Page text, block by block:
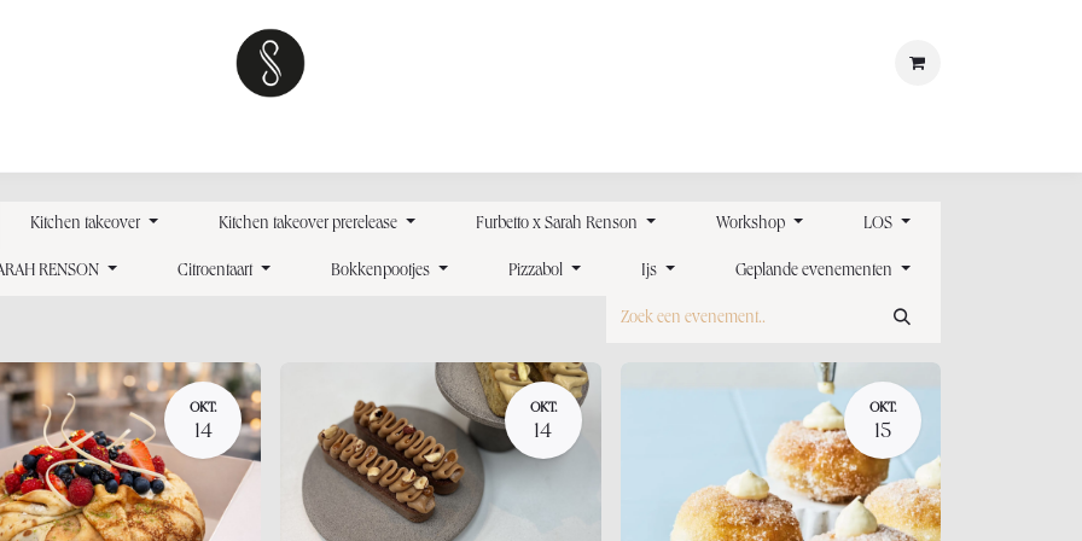
Kitchen takeover Kitchen takeover prerelease Furbetto x Sarah Renson Workshop LOS
RENSON Citroentaart Bokkenpootjes Pizzabol Ijs Geplande evenementen
OKT.
14
OKT.
14
OKT.
15